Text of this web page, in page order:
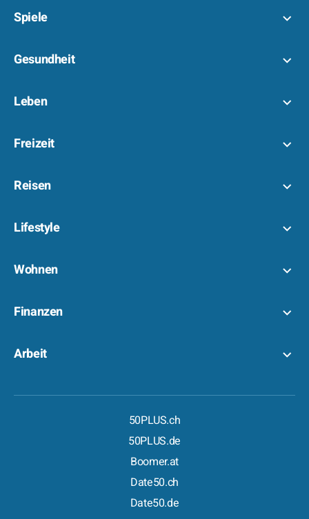
Spiele
Gesundheit
Leben
Freizeit
Reisen
Lifestyle
Wohnen
Finanzen
Arbeit
50PLUS.ch
50PLUS.de
Boomer.at
Date50.ch
Date50.de